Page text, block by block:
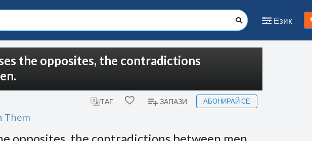
Език
the opposites, the contradictions
ТАГ ЗАПАЗИ АБОНИРАЙ СЕ
Them